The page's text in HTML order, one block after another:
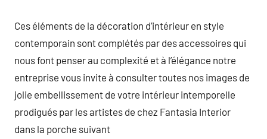
Ces éléments de la décoration d’intérieur en style
contemporain sont complétés par des accessoires qui
nous font penser au complexité et à l’élégance notre
entreprise vous invite à consulter toutes nos images de
jolie embellissement de votre intérieur intemporelle
prodigués par les artistes de chez Fantasia Interior
dans la porche suivant